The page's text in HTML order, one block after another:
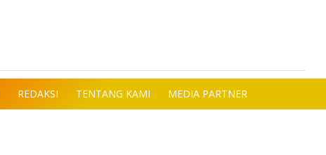
REDAKSI TENTANG KAMI MEDIA PARTNER